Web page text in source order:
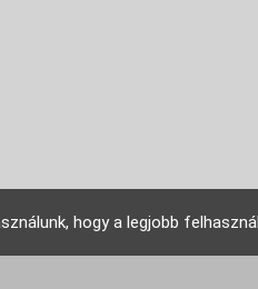
hogy a legjobb